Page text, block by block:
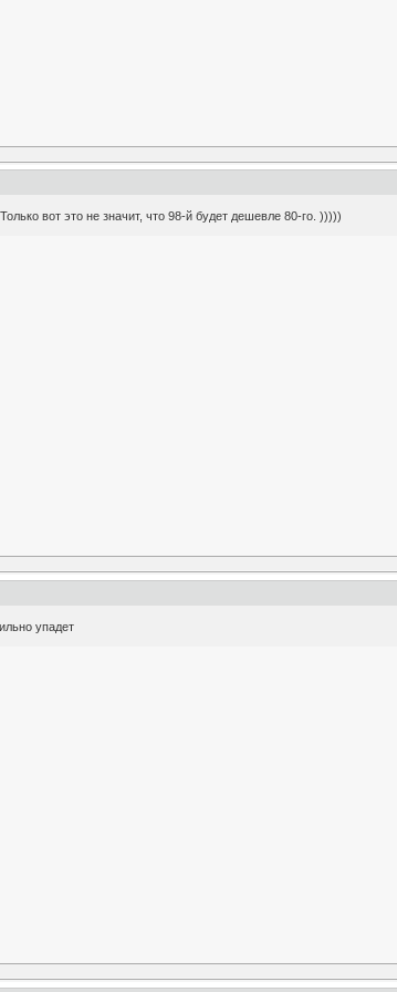
вот это не значит, что 98-й будет дешевле 80-го. )))))
упадет